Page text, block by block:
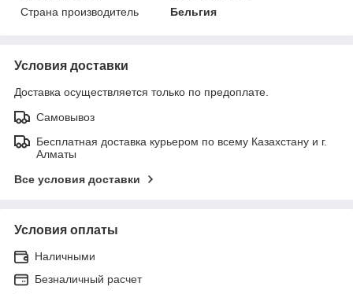
Страна производитель
Бельгия
Условия доставки
Доставка осуществляется только по предоплате.
Самовывоз
Бесплатная доставка курьером по всему Казахстану и г.
Алматы
Все условия доставки
Условия оплаты
Наличными
Безналичный расчет